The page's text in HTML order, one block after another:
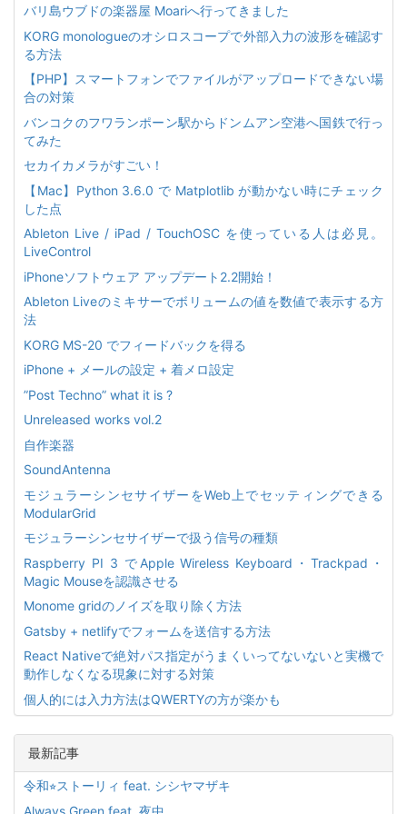
バリ島ウブドの楽器屋 Moariへ行ってきました
KORG monologueのオシロスコープで外部入力の波形を確認す
る方法
【PHP】スマートフォンでファイルがアップロードできない場
合の対策
バンコクのフワランポーン駅からドンムアン空港へ国鉄で行っ
てみた
セカイカメラがすごい！
【Mac】Python 3.6.0 で Matplotlib が動かない時にチェック
した点
Ableton Live / iPad / TouchOSC を使っている人は必見。
LiveControl
iPhoneソフトウェア アップデート2.2開始！
Ableton Liveのミキサーでボリュームの値を数値で表示する方
法
KORG MS-20 でフィードバックを得る
iPhone + メールの設定 + 着メロ設定
”Post Techno” what it is ?
Unreleased works vol.2
自作楽器
SoundAntenna
モジュラーシンセサイザーをWeb上でセッティングできる
ModularGrid
モジュラーシンセサイザーで扱う信号の種類
Raspberry PI 3 でApple Wireless Keyboard・Trackpad・
Magic Mouseを認識させる
Monome gridのノイズを取り除く方法
Gatsby + netlifyでフォームを送信する方法
React Nativeで絶対パス指定がうまくいってないないと実機で
動作しなくなる現象に対する対策
個人的には入力方法はQWERTYの方が楽かも
最新記事
令和⭐︎ストーリィ feat. シシヤマザキ
Always Green feat. 夜中。